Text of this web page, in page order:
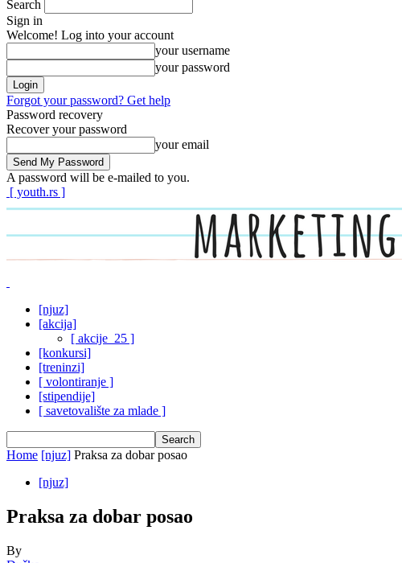
Search
Sign in
Welcome! Log into your account
your username
your password
Forgot your password? Get help
Password recovery
Recover your password
your email
A password will be e-mailed to you.
[ youth.rs ]
[njuz]
[akcija]
[ akcije_25 ]
[konkursi]
[treninzi]
[ volontiranje ]
[stipendije]
[ savetovalište za mlade ]
Home [njuz] Praksa za dobar posao
[njuz]
Praksa za dobar posao
By